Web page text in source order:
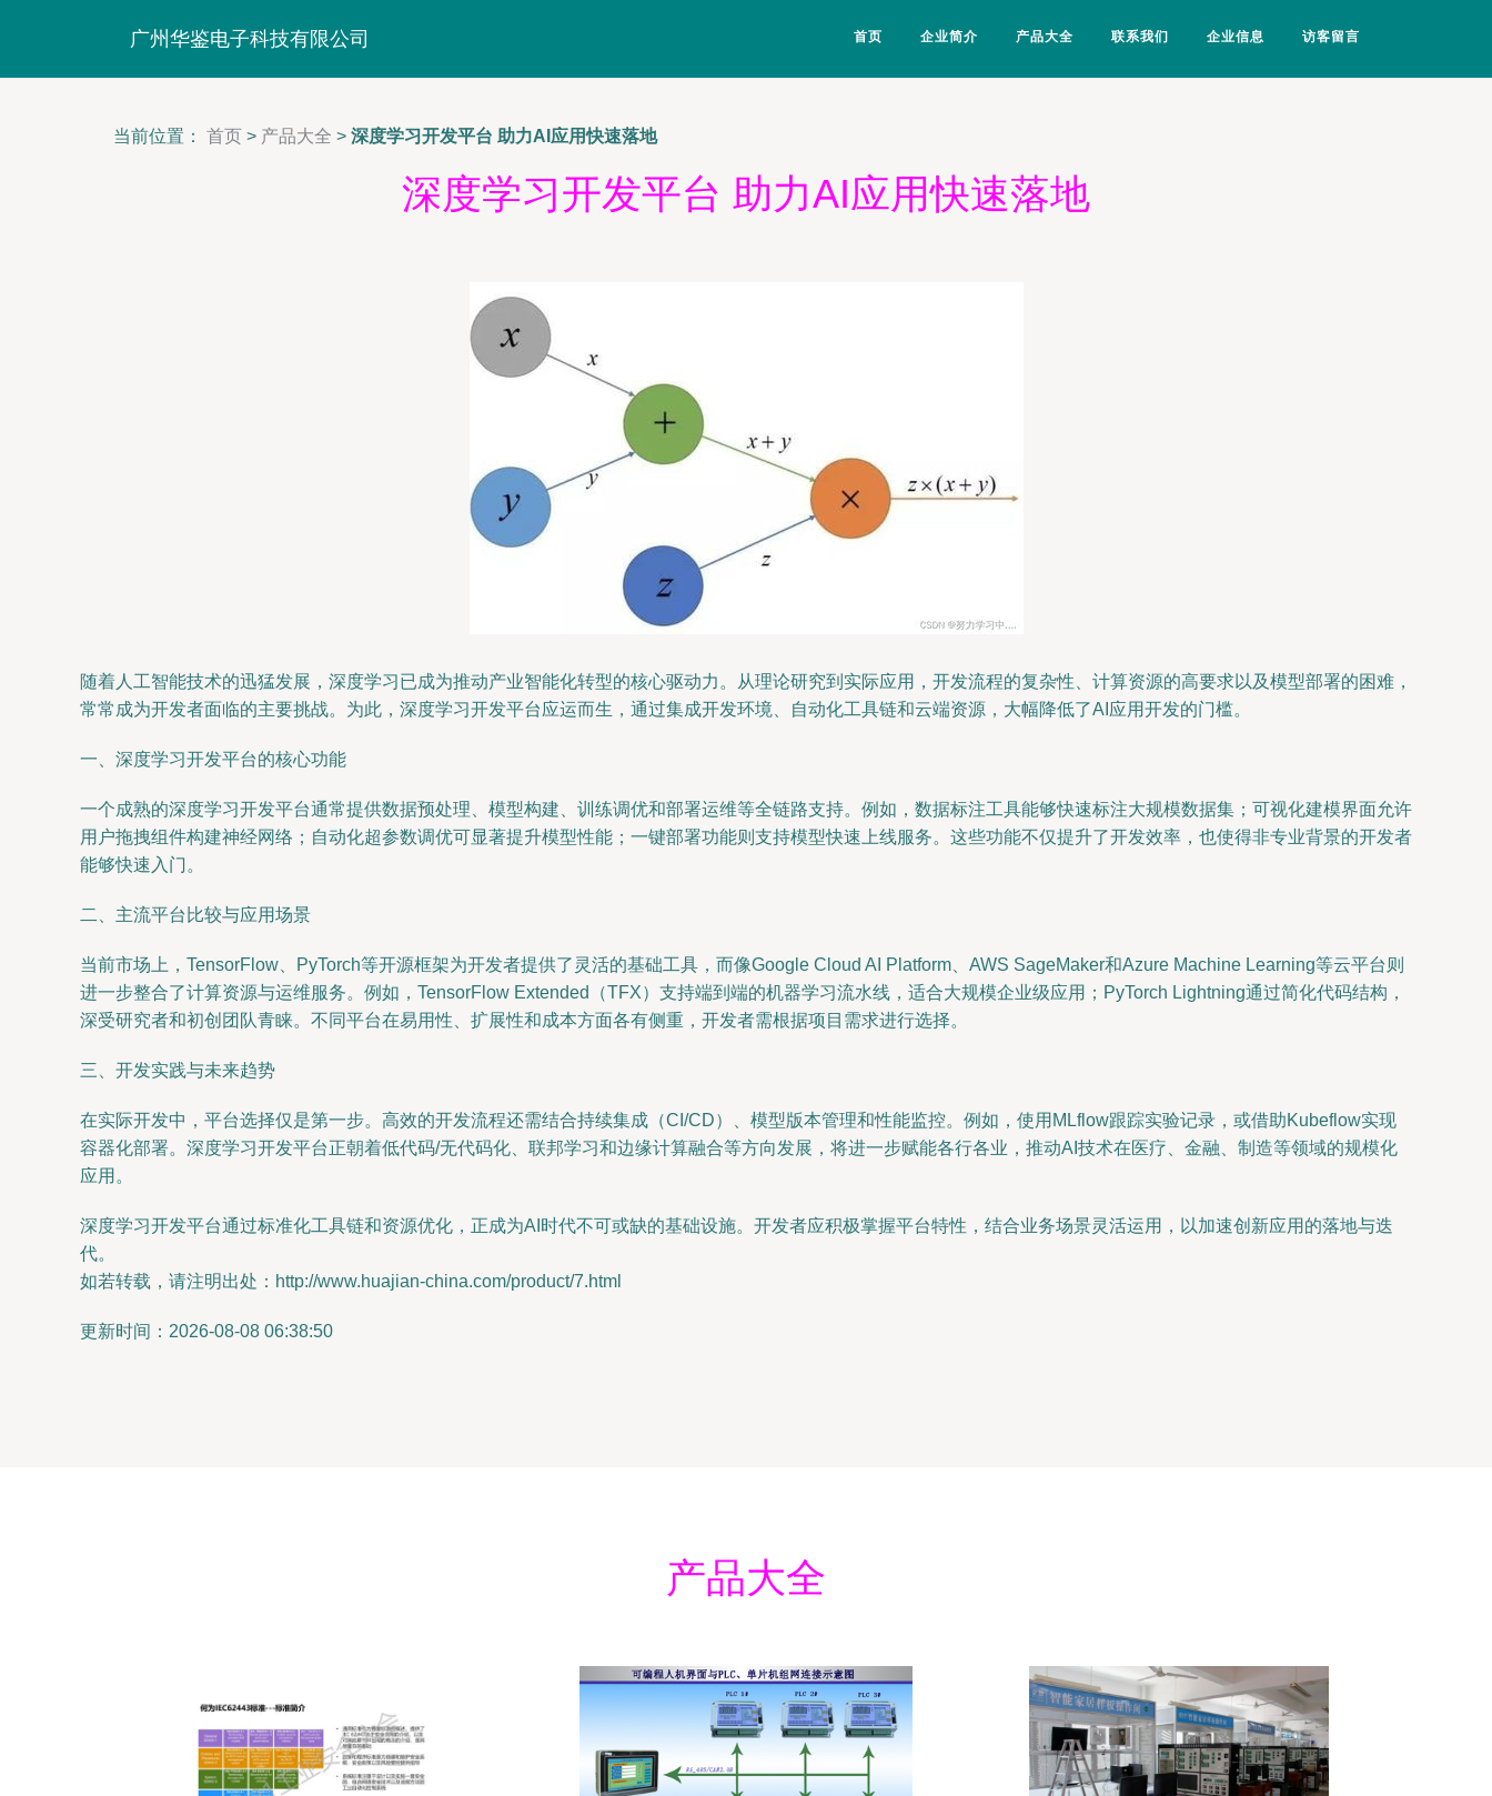
广州华鉴电子科技有限公司 首页 企业简介 产品大全 联系我们 企业信息 访客留言
当前位置： 首页 > 产品大全 > 深度学习开发平台 助力AI应用快速落地
深度学习开发平台 助力AI应用快速落地
随着人工智能技术的迅猛发展，深度学习已成为推动产业智能化转型的核心驱动力。从理论研究到实际应用，开发流程的复杂性、计算资源的高要求以及模型部署的困难，
常常成为开发者面临的主要挑战。为此，深度学习开发平台应运而生，通过集成开发环境、自动化工具链和云端资源，大幅降低了AI应用开发的门槛。
一、深度学习开发平台的核心功能
一个成熟的深度学习开发平台通常提供数据预处理、模型构建、训练调优和部署运维等全链路支持。例如，数据标注工具能够快速标注大规模数据集；可视化建模界面允许
用户拖拽组件构建神经网络；自动化超参数调优可显著提升模型性能；一键部署功能则支持模型快速上线服务。这些功能不仅提升了开发效率，也使得非专业背景的开发者
能够快速入门。
二、主流平台比较与应用场景
当前市场上，TensorFlow、PyTorch等开源框架为开发者提供了灵活的基础工具，而像Google Cloud AI Platform、AWS SageMaker和Azure Machine Learning等云平台则
进一步整合了计算资源与运维服务。例如，TensorFlow Extended（TFX）支持端到端的机器学习流水线，适合大规模企业级应用；PyTorch Lightning通过简化代码结构，
深受研究者和初创团队青睐。不同平台在易用性、扩展性和成本方面各有侧重，开发者需根据项目需求进行选择。
三、开发实践与未来趋势
在实际开发中，平台选择仅是第一步。高效的开发流程还需结合持续集成（CI/CD）、模型版本管理和性能监控。例如，使用MLflow跟踪实验记录，或借助Kubeflow实现
容器化部署。深度学习开发平台正朝着低代码/无代码化、联邦学习和边缘计算融合等方向发展，将进一步赋能各行各业，推动AI技术在医疗、金融、制造等领域的规模化
应用。
深度学习开发平台通过标准化工具链和资源优化，正成为AI时代不可或缺的基础设施。开发者应积极掌握平台特性，结合业务场景灵活运用，以加速创新应用的落地与迭
代。
如若转载，请注明出处：http://www.huajian-china.com/product/7.html
更新时间：2026-08-08 06:38:50
产品大全